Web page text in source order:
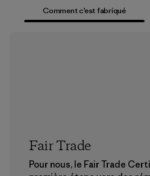
Comment c’est fabriqué
Fair Trade
Pour nous, le Fair Trade